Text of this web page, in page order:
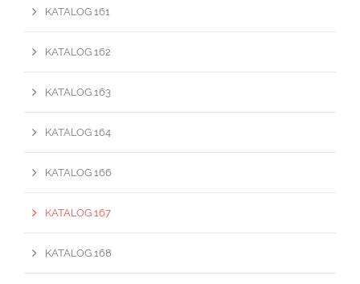
KATALOG 161
KATALOG 162
KATALOG 163
KATALOG 164
KATALOG 166
KATALOG 167
KATALOG 168